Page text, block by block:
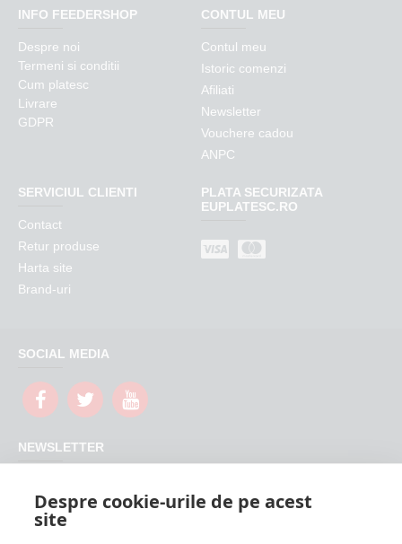
INFO FEEDERSHOP
Despre noi
Termeni si conditii
Cum platesc
Livrare
GDPR
CONTUL MEU
Contul meu
Istoric comenzi
Afiliati
Newsletter
Vouchere cadou
ANPC
SERVICIUL CLIENTI
Contact
Retur produse
Harta site
Brand-uri
PLATA SECURIZATA
EUPLATESC.RO
SOCIAL MEDIA
NEWSLETTER
FeederShop
Despre cookie-urile de pe acest
site